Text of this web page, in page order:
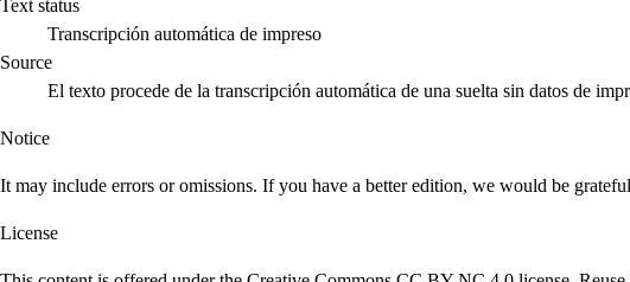
Text status
Transcripción automática de impreso
Source
El texto procede de la transcripción automática de una suelta sin datos de
Notice
It may include errors or omissions. If you have a better edition, we would be
License